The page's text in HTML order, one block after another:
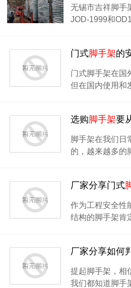
无锡市吉祥脚手
JOD-1999和
门式脚手架的安
门式脚手架在国
但在国内使用和
选购脚手架要
脚手架在我们日
的，越来越多
厂家分享门式
作为工程安全性
结构的脚手架肯
厂家分享如何
提起脚手架，相
我们都知道脚手